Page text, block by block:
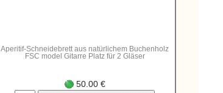
Aperitif-Schneidebrett aus natürlichem Buchenholz
FSC model Gitarre Platz für 2 Gläser
50.00 €